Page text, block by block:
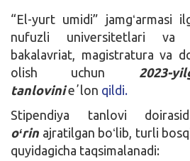
“El-yurt umidi” jamgʻarmasi
nufuzli universitetlari va
bakalavriat, magistratura va
olish uchun 2023-
tanlovini eʼlon qildi.
Stipendiya tanlovi
oʻrin ajratilgan boʻlib, turli
quyidagicha taqsimalanadi: